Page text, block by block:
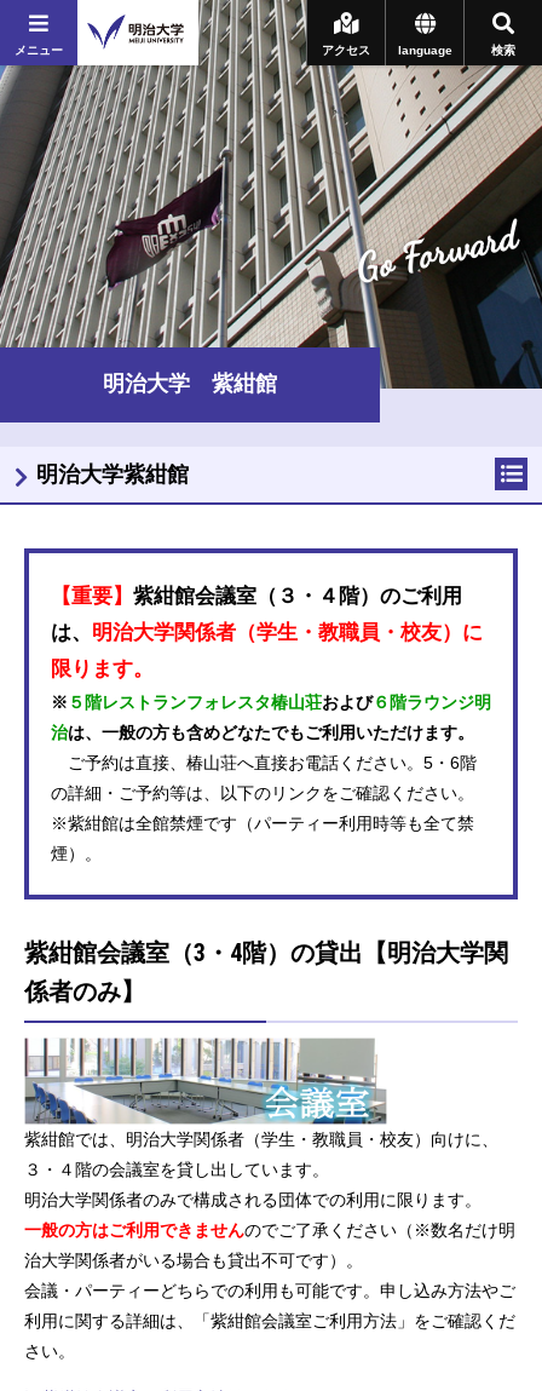
メニュー 検索
language
アクセス
Go Forward
明治大学 紫紺館
【重要】 紫紺館会議室（３・４階）のご利用
は、 明治大学関係者（学生・教職員・校友）に
限ります。
※ ５階レストランフォレスタ椿山荘および６階ラウンジ明
治は、一般の方も含めどなたでもご利用いただけます。
ご予約は直接、椿山荘へ直接お電話ください。5・6階
の詳細・ご予約等は、以下のリンクをご確認ください。
※紫紺館は全館禁煙です（パーティー利用時等も全て禁
煙）。
紫紺館会議室（3・4階）の貸出【明治大学関
係者のみ】
紫紺館では、明治大学関係者（学生・教職員・校友）向けに、
３・４階の会議室を貸し出しています。
明治大学関係者のみで構成される団体での利用に限ります。
一般の方はご利用できませんのでご了承ください（※数名だけ明
治大学関係者がいる場合も貸出不可です）。
会議・パーティーどちらでの利用も可能です。申し込み方法やご
利用に関する詳細は、「紫紺館会議室ご利用方法」をご確認くだ
さい。
明治大学紫紺館